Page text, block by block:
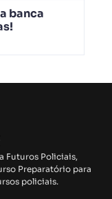
banca
Futuros Policiais,
Preparatório para
policiais.